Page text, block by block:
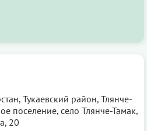
Тукаевский район, Тлянче-
поселение, село Тлянче-Тамак,
20